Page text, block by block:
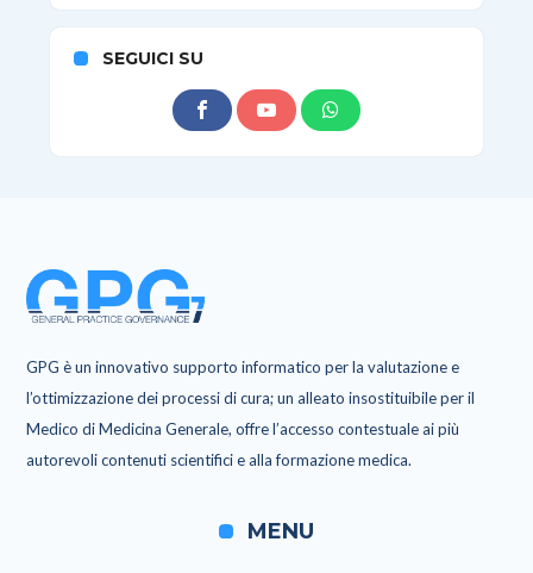
SEGUICI SU
GPG è un innovativo supporto informatico per la valutazione e
l’ottimizzazione dei processi di cura; un alleato insostituibile per il
Medico di Medicina Generale, offre l’accesso contestuale ai più
autorevoli contenuti scientifici e alla formazione medica.
MENU